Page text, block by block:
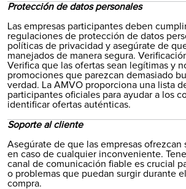
Protección de datos personales
Las empresas participantes deben
regulaciones de protección de datos
políticas de privacidad y asegúrate de
manejados de manera segura.
Verifica que las ofertas sean legítimas y
promociones que parezcan demasiado
verdad. La AMVO proporciona una lista
participantes oficiales para ayudar a los
identificar ofertas auténticas.
Soporte al cliente
Asegúrate de que las empresas
en caso de cualquier inconveniente.
canal de comunicación fiable es crucial
o problemas que puedan surgir durante
compra.